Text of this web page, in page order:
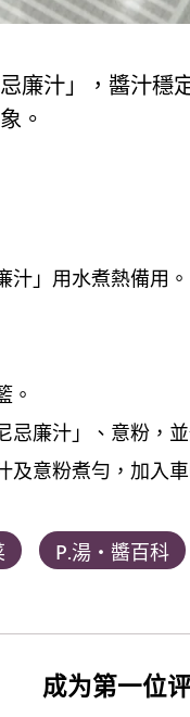
廉汁」，醬汁穩
。
汁」用水煮熱備用。
。
忌廉汁」、意粉，
及意粉煮勻，加入
P.湯‧醬百科
成为第一位